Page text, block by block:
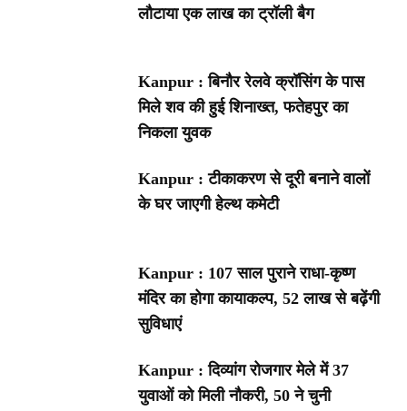
लौटाया एक लाख का ट्रॉली बैग
Kanpur : बिनौर रेलवे क्रॉसिंग के पास
मिले शव की हुई शिनाख्त, फतेहपुर का
निकला युवक
Kanpur : टीकाकरण से दूरी बनाने वालों
के घर जाएगी हेल्थ कमेटी
Kanpur : 107 साल पुराने राधा-कृष्ण
मंदिर का होगा कायाकल्प, 52 लाख से बढ़ेंगी
सुविधाएं
Kanpur : दिव्यांग रोजगार मेले में 37
युवाओं को मिली नौकरी, 50 ने चुनी